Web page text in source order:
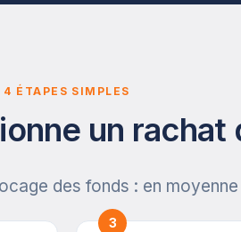
4 ÉTAPES SIMPLES
un rachat
des fonds : en
3